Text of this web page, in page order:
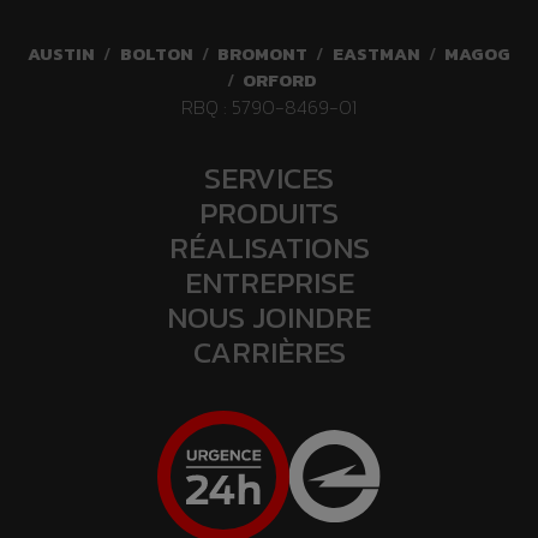
AUSTIN / BOLTON / BROMONT / EASTMAN / MAGOG
/ ORFORD
RBQ : 5790-8469-01
SERVICES
PRODUITS
RÉALISATIONS
ENTREPRISE
NOUS JOINDRE
CARRIÈRES